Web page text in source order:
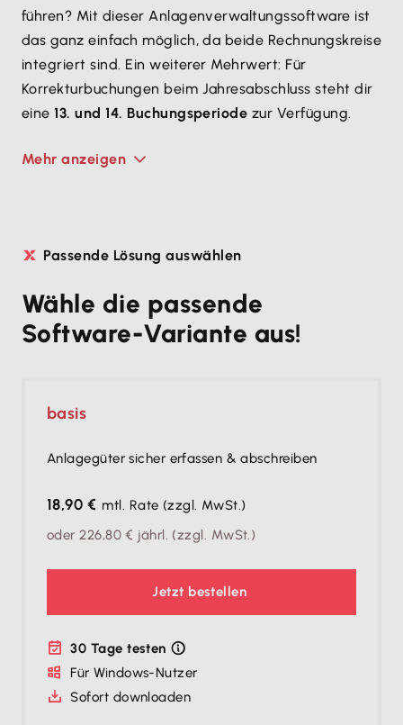
führen? Mit dieser Anlagenverwaltungssoftware ist
das ganz einfach möglich, da beide Rechnungskreise
integriert sind. Ein weiterer Mehrwert: Für
Korrekturbuchungen beim Jahresabschluss steht dir
eine13. und 14. Buchungsperiode zur Verfügung.
Mehr anzeigen
Passende Lösung auswählen
Wähle die passende
Software-Variante aus!
basis
Anlagegüter sicher erfassen & abschreiben
18,90 € mtl. Rate (zzgl. MwSt.)
oder226,80 € jährl. (zzgl. MwSt.)
Jetzt bestellen
30 Tage testen
Für Windows-Nutzer
Sofort downloaden